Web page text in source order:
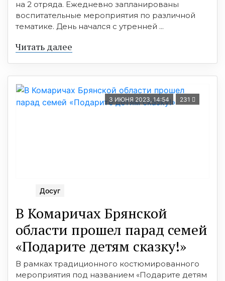
на 2 отряда. Ежедневно запланированы
воспитательные мероприятия по различной
тематике. День начался с утренней ...
Читать далее
3 ИЮНЯ 2023, 14:54 231
Досуг
В Комаричах Брянской
области прошел парад семей
«Подарите детям сказку!»
В рамках традиционного костюмированного
мероприятия под названием «Подарите детям